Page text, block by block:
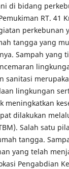
di bidang
RT. 41
perkebunan
tangga yang
Sampah yang
sanitasi
lingkungan
meningkatkan
dilakukan
Salah satu
tangga.
yang telah
Pengabdian